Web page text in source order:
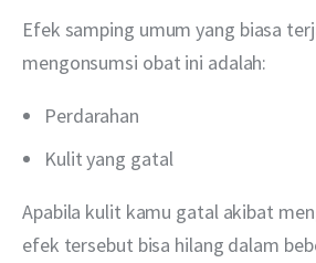
Efek samping umum yang biasa
mengonsumsi obat ini adalah:
Perdarahan
Kulit yang gatal
Apabila kulit kamu gatal akibat
efek tersebut bisa hilang dalam